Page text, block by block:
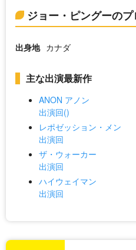
ジョー・ピングーの
出身地 カナダ
主な出演最新作
ANON アノン
出演回()
レポゼッション・メン
出演回
ザ・ウォーカー
出演回
ハイウェイマン
出演回